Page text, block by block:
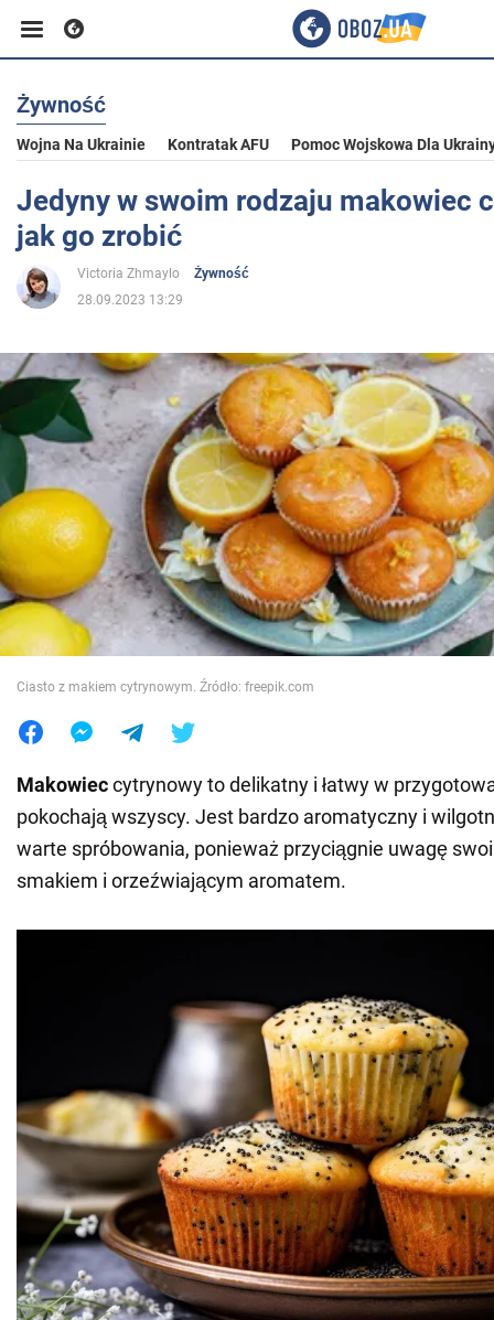
Biznes
Sport
Polityka
Społeczeństwo
Wojna na Ukrainie
Świat
Jedzenie
Żywność
Wojna Na Ukrainie Kontratak AFU Pomoc Wojskowa Dla
Jedyny w swoim rodzaju makowiec
jak go zrobić
Victoria Zhmaylo
Żywność
28.09.2023 13:29
Ciasto z makiem cytrynowym. Źródło: freepik.com
Makowieccytrynowy to delikatny i łatwy w
pokochają wszyscy. Jest bardzo aromatyczny i
warte spróbowania, ponieważ przyciągnie uwagę
smakiem i orzeźwiającym aromatem.